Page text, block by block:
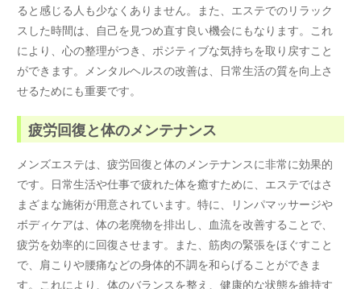
ると感じる人も少なくありません。また、エステでのリラック
スした時間は、自己を見つめ直す良い機会にもなります。これ
により、心の整理がつき、ポジティブな気持ちを取り戻すこと
ができます。メンタルヘルスの改善は、日常生活の質を向上さ
せるためにも重要です。
疲労回復と体のメンテナンス
メンズエステは、疲労回復と体のメンテナンスに非常に効果的
です。日常生活や仕事で疲れた体を癒すために、エステではさ
まざまな施術が用意されています。特に、リンパマッサージや
ボディケアは、体の老廃物を排出し、血流を改善することで、
疲労を効率的に回復させます。また、筋肉の緊張をほぐすこと
で、肩こりや腰痛などの身体的不調を和らげることができま
す。これにより、体のバランスを整え、健康的な状態を維持す